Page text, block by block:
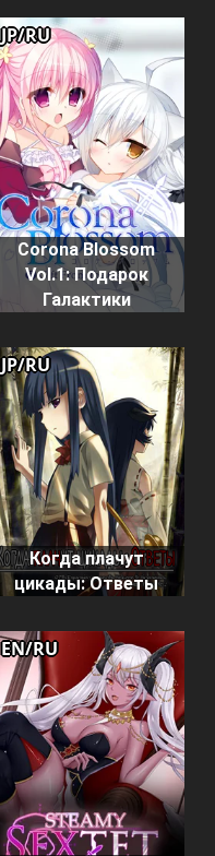
Corona Blossom
Vol.1: Подарок
Галактики
JP/RU
Когда плачут
цикады: Ответы
JP/RU
EN/RU